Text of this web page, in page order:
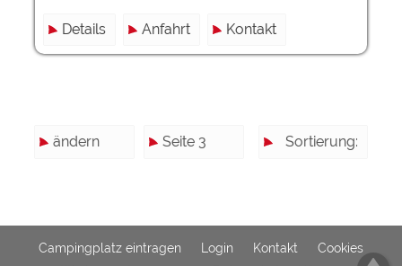
Details Anfahrt Kontakt
ändern Seite 3 Sortierung:
Campingplatz eintragen Login Kontakt
Cookies